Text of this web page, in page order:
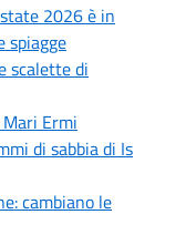
2026 è in
spiagge
scalette di
Ermi
di sabbia di Is
cambiano le